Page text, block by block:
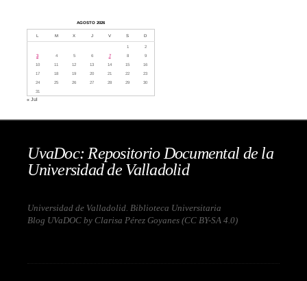
AGOSTO 2026
L M X J V S D
1
2
3
4 5 6 7 8
9
10
11 12 13 14 15
16
17
18 19 20 21 22
23
24
25 26 27 28 29
30
31
« Jul
UvaDoc: Repositorio Documental de la
Universidad de Valladolid
Universidad de Valladolid. Biblioteca Universitaria
Blog UVaDOC by Clarisa Pérez Goyanes (CC BY-SA 4.0)